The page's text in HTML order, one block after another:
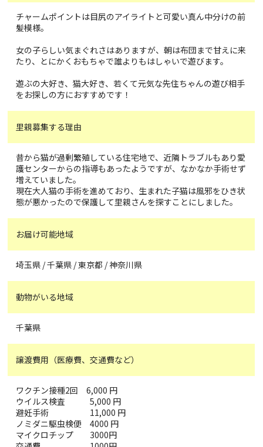
チャームポイントは目尻のアイライトと可愛い真ん中分けの前
髪模様。
女の子らしい気まぐれさはありますが、朝は布団まで甘えに来
たり、とにかくおもちゃで誰よりもはしゃいで遊びます。
遊ぶの大好き、猫大好き、若くて元気な先住ちゃんの遊び相手
をお探しの方におすすめです！
里親募集する理由
昔から猫が過剰繁殖している住宅地で、近隣トラブルもあり愛
護センターからの指導もあったようですが、なかなか手術せず
増えていました。
現在大人猫の手術を進めており、生まれた子猫は風邪をひき状
態が悪かったので保護して里親さんを探すことにしました。
お届け可能地域
埼玉県 / 千葉県 / 東京都 / 神奈川県
動物がいる地域
千葉県
譲渡費用（医療費、交通費など）
ワクチン接種2回 6,000 円
ウイルス検査 5,000 円
避妊手術 11,000 円
ノミダニ駆虫検便 4000 円
マイクロチップ 3000円